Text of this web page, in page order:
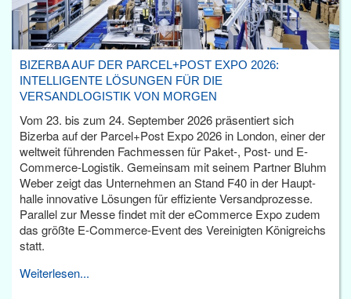
BIZERBA AUF DER PARCEL+POST EXPO 2026:
INTELLIGENTE LÖSUNGEN FÜR DIE
VERSANDLOGISTIK VON MORGEN
Vom 23. bis zum 24. September 2026 präsentiert sich
Bizerba auf der Parcel+Post Expo 2026 in London, einer der
weltweit führenden Fachmessen für Paket-, Post- und E-
Commerce-Logistik. Gemeinsam mit seinem Partner Bluhm
Weber zeigt das Unternehmen an Stand F40 in der Haupt­
halle innovative Lösungen für effiziente Versandprozesse.
Parallel zur Messe findet mit der eCommerce Expo zudem
das größte E-Commerce-Event des Vereinigten Königreichs
statt.
Weiterlesen...